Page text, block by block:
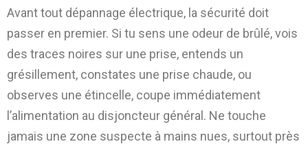
Avant tout dépannage électrique, la sécurité doit
passer en premier. Si tu sens une odeur de brûlé, vois
des traces noires sur une prise, entends un
grésillement, constates une prise chaude, ou
observes une étincelle, coupe immédiatement
l’alimentation au disjoncteur général. Ne touche
jamais une zone suspecte à mains nues, surtout près